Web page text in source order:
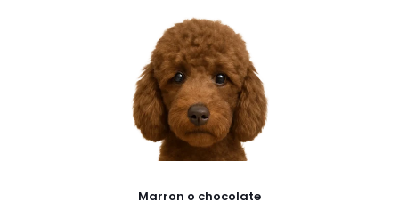
Marron o chocolate